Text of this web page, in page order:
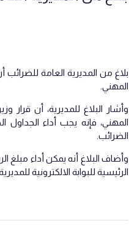
المهني.
الضرائب.
وأضاف البلاغ أنه يمكن أداء
الرئيسية للبوابة الالكترونية